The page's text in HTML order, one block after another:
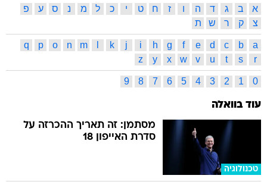
א ב ג ד ה ו ז ח ט י כ ל מ נ ס ע
פ
צ
ק ר ש ת
a
b
c
d
e
f
g
h
i
j
k
m
n
o
p
q
r
s
t
u
v
w
x
y
z
0
1
2
3
4
5
6
7
8
9
עוד בוואלה
טכנולוגיה
מסתמן: זה תאריך ההכרזה על
סדרת האייפון 18